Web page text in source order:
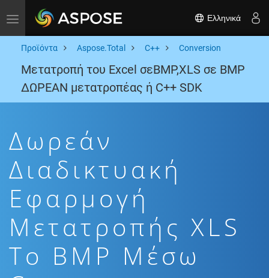
Toggle navigation Ελληνικά
Προϊόντα Aspose.Total C++ Conversion
Μετατροπή του Excel σεBMP,XLS σε BMP
ΔΩΡΕΑΝ μετατροπέας ή C++ SDK
Δωρεάν
Διαδικτυακή
Εφαρμογή
Μετατροπής XLS
To BMP Μέσω